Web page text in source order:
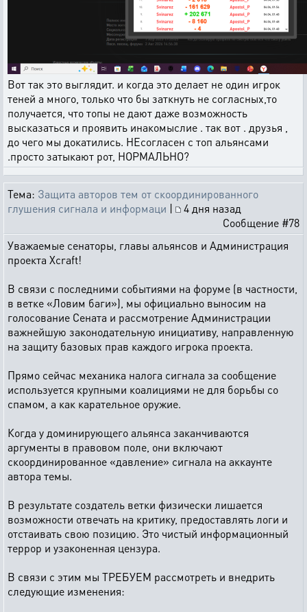
Вот так это выглядит. и когда это делает не один игрок
теней а много, только что бы заткнуть не согласных,то
получается, что топы не дают даже возможность
высказаться и проявить инакомыслие . так вот . друзья ,
до чего мы докатились. НЕсогласен с топ альянсами
.просто затыкают рот, НОРМАЛЬНО?
Тема: Защита авторов тем от скоординированного
глушения сигнала и информаци |
4 дня назад
Сообщение #78
Уважаемые сенаторы, главы альянсов и Администрация
проекта Xcraft!
В связи с последними событиями на форуме (в частности,
в ветке «Ловим баги»), мы официально выносим на
голосование Сената и рассмотрение Администрации
важнейшую законодательную инициативу, направленную
на защиту базовых прав каждого игрока проекта.
Прямо сейчас механика налога сигнала за сообщение
используется крупными коалициями не для борьбы со
спамом, а как карательное оружие.
Когда у доминирующего альянса заканчиваются
аргументы в правовом поле, они включают
скоординированное «давление» сигнала на аккаунте
автора темы.
В результате создатель ветки физически лишается
возможности отвечать на критику, предоставлять логи и
отстаивать свою позицию. Это чистый информационный
террор и узаконенная цензура.
В связи с этим мы ТРЕБУЕМ рассмотреть и внедрить
следующие изменения: